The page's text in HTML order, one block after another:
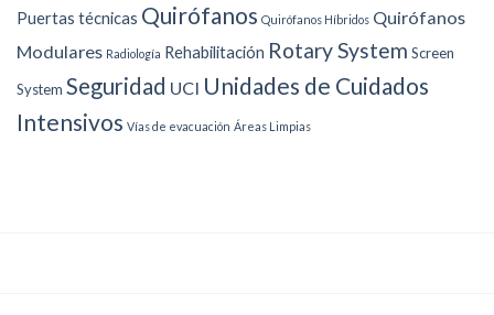
Puertas técnicas Quirófanos Quirófanos Híbridos Quirófanos
Modulares Radiología Rehabilitación Rotary System Screen
System Seguridad UCI Unidades de Cuidados
Intensivos Vías de evacuación Áreas Limpias